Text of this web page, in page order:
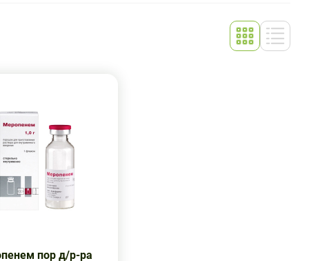
пор д/р-ра